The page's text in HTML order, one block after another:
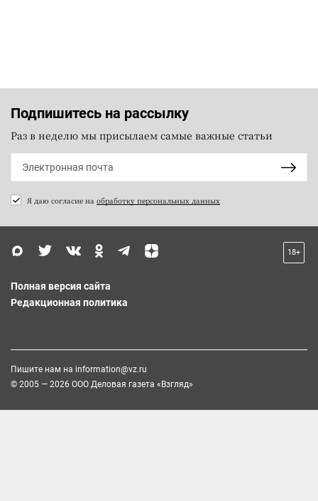
Подпишитесь на рассылку
Раз в неделю мы присылаем самые важные статьи
Я даю согласие на обработку персональных данных
18+
Полная версия сайта
Редакционная политика
Пишите нам на information@vz.ru
© 2005 — 2026 ООО Деловая газета «Взгляд»